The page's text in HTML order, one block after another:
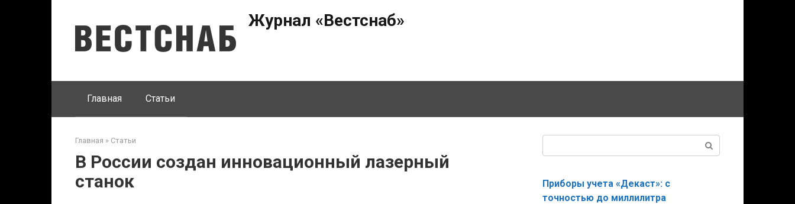
Журнал «Вестснаб»
Главная Статьи
Главная » Статьи
В России создан инновационный лазерный
станок
Приборы учета «Декаст»: с
точностью до миллилитра